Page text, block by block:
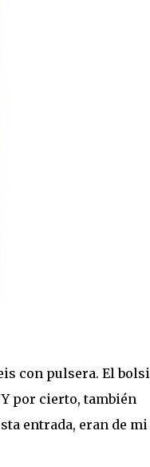
con pulsera. El
por cierto, también
entrada, eran de mi